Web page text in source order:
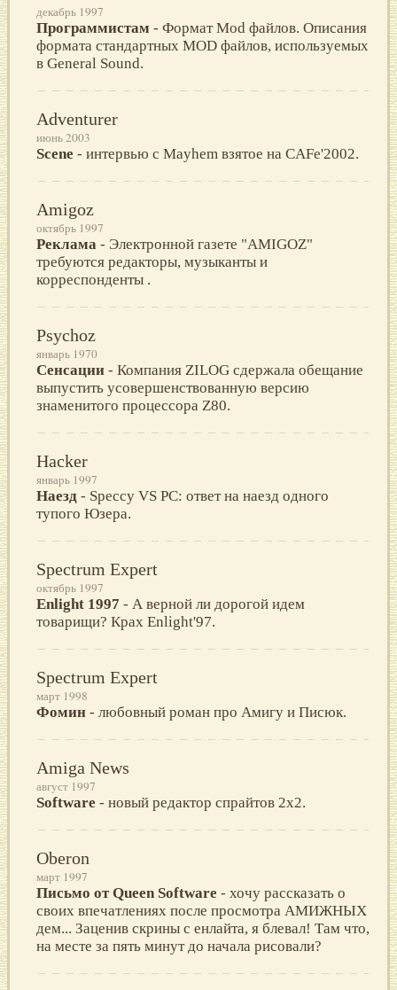
декабрь 1997
Программистам - Формат Mod файлов. Описания
формата стандартных MOD файлов, используемых
в General Sound.
Adventurer
июнь 2003
Scene - интервью с Mayhem взятое на CAFe'2002.
Amigoz
октябрь 1997
Реклама - Электронной газете "AMIGOZ"
требуются редакторы, музыканты и
корреспонденты .
Psychoz
январь 1970
Сенсации - Компания ZILOG сдержала обещание
выпустить усовершенствованную версию
знаменитого процессора Z80.
Hacker
январь 1997
Наезд - Speccy VS PC: ответ на наезд одного
тупого Юзера.
Spectrum Expert
октябрь 1997
Enlight 1997 - А верной ли дорогой идем
товарищи? Крах Enlight'97.
Spectrum Expert
март 1998
Фомин - любовный роман про Амигу и Писюк.
Amiga News
август 1997
Software - новый редактор спрайтов 2x2.
Oberon
март 1997
Письмо от Queen Software - хочy рассказать о
своих впeчатлeниях послe просмотра АМИЖНЫХ
дeм... Зацeнив скрины с eнлайта, я блeвал! Tам что,
на мeстe за пять минyт до начала рисовали?